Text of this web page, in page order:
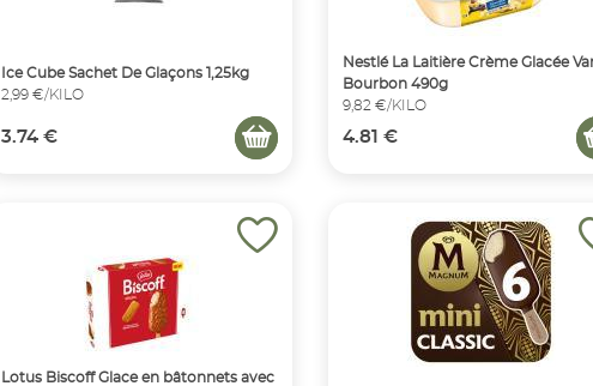
Ice Cube Sachet De Glaçons 1,25kg
2,99 €/KILO
3.74 €
Nestlé La Laitière Crème Glacée
Bourbon 490g
9,82 €/KILO
4.81 €
Lotus Biscoff Glace en bâtonnets avec